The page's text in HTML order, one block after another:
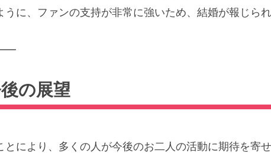
に、ファンの支持が非常に強いため、結婚が報じら
の展望
により、多くの人が今後のお二人の活動に期待を寄